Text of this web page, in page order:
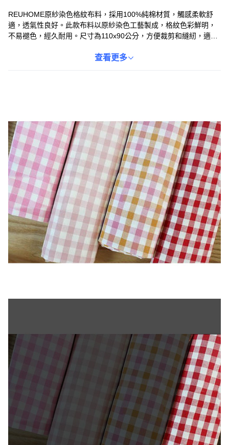
REUHOME原紗染色格紋布料，採用100%純棉材質，觸感柔軟舒
適，透氣性良好。此款布料以原紗染色工藝製成，格紋色彩鮮明，
不易褪色，經久耐用。尺寸為110x90公分，方便裁剪和縫紉，適合
經典百搭，能為您的居家空間增添溫馨氣息。無論是DIY愛好者還是
查看更多